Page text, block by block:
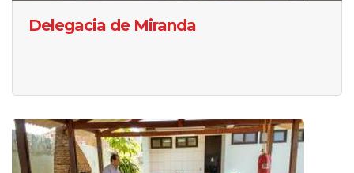
Delegacia de Miranda